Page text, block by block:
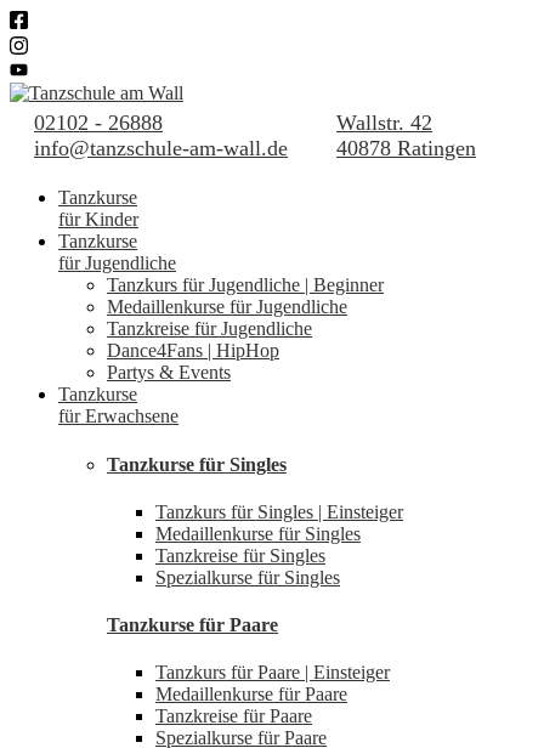
02102 - 26888
info@tanzschule-am-wall.de
Wallstr. 42
40878 Ratingen
Tanzkurse
für Kinder
Tanzkurse
für Jugendliche
Tanzkurs für Jugendliche | Beginner
Medaillenkurse für Jugendliche
Tanzkreise für Jugendliche
Dance4Fans | HipHop
Partys & Events
Tanzkurse
für Erwachsene
Tanzkurse für Singles
Tanzkurs für Singles | Einsteiger
Medaillenkurse für Singles
Tanzkreise für Singles
Spezialkurse für Singles
Tanzkurse für Paare
Tanzkurs für Paare | Einsteiger
Medaillenkurse für Paare
Tanzkreise für Paare
Spezialkurse für Paare